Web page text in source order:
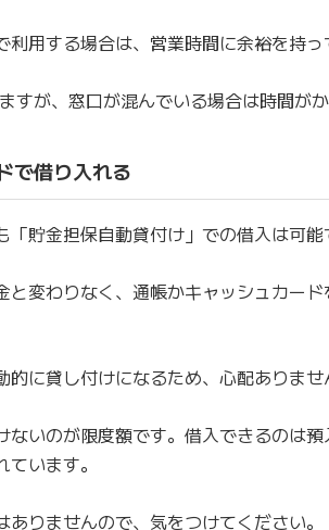
用する場合は、営業時間に余裕を持っ
すが、窓口が混んでいる場合は時間が
で借り入れる
貯金担保自動貸付け」での借入は可能
と変わりなく、通帳かキャッシュカー
に貸し付けになるため、心配ありませ
ないのが限度額です。借入できるのは
います。
ありませんので、気をつけてください。